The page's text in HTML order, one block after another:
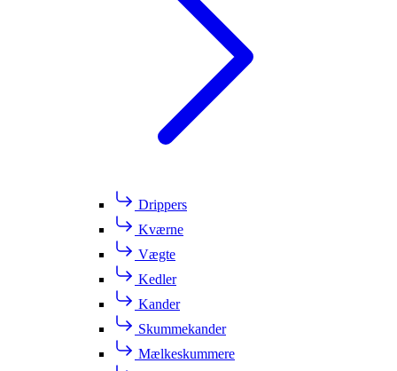
Drippers
Kværne
Vægte
Kedler
Kander
Skummekander
Mælkeskummere